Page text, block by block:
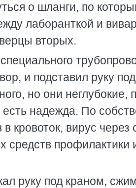
о шланги, по
лаборанткой и
вторых.
и подставил руку
но они неглубокие,
надежда. По
кровоток, вирус
профилактики
руку под краном,